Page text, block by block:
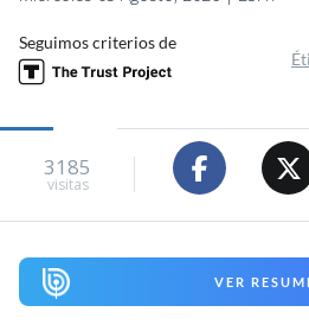
Seguimos criterios de
3185
visitas
VER